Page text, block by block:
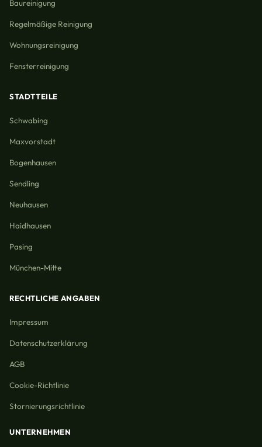
Baureinigung
Regelmäßige Reinigung
Wohnungsreinigung
Fensterreinigung
STADTTEILE
Schwabing
Maxvorstadt
Bogenhausen
Sendling
Neuhausen
Haidhausen
Pasing
München-Mitte
RECHTLICHE ANGABEN
Impressum
Datenschutzerklärung
AGB
Cookie-Richtlinie
Stornierungsrichtlinie
UNTERNEHMEN